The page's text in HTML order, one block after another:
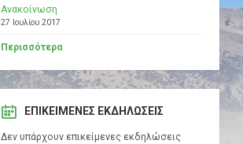
Ανακοίνωση
27 Ιουλίου 2017
Περισσότερα
ΕΠΙΚΕΊΜΕΝΕΣ ΕΚΔΗΛΏΣΕΙΣ
Δεν υπάρχουν επικείμενες εκδηλώσεις